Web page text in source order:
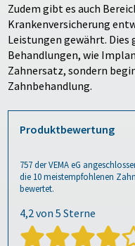
Zudem gibt es auch
Krankenversicherung
Leistungen gewährt.
Behandlungen, wie
Zahnersatz, sondern
Zahnbehandlung.
Produktbewertung
757der VEMA eG
die 10 meistempfohlenen
bewertet.